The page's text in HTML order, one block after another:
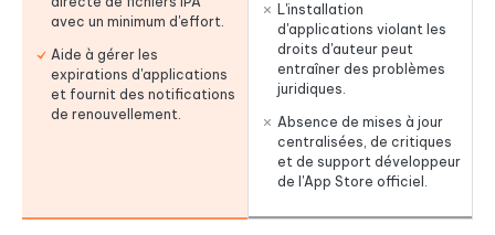
avec un minimum d'effort.
Aide à gérer les
expirations d'applications
et fournit des notifications
de renouvellement.
L'installation
d'applications violant les
droits d'auteur peut
entraîner des problèmes
juridiques.
Absence de mises à jour
centralisées, de critiques
et de support développeur
de l'App Store officiel.